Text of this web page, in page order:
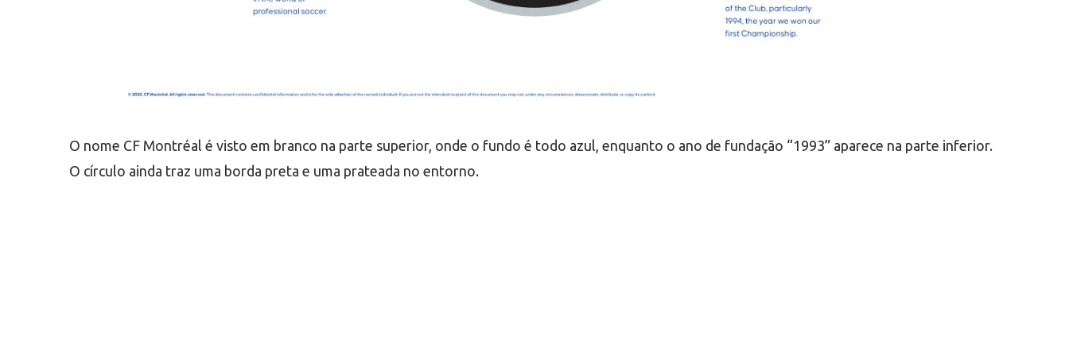
O nome CF Montréal é visto em branco na parte superior, onde o fundo é todo azul, enquanto o ano de fundação “1993” aparece na parte inferior.
O círculo ainda traz uma borda preta e uma prateada no entorno.